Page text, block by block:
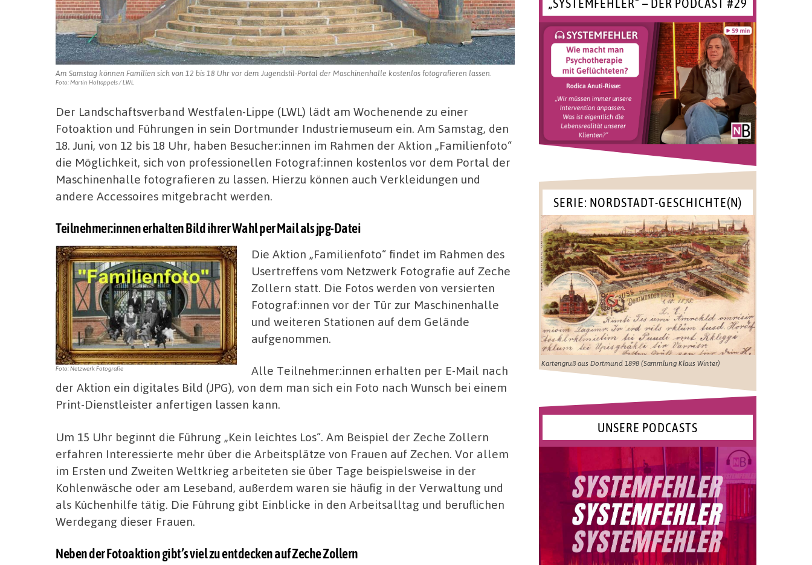
Am Samstag können Familien sich von 12 bis 18 Uhr vor dem Jugendstil-Portal der Maschinenhalle kostenlos fotografieren lassen.
Foto: Martin Holtappels / LWL
Der Landschaftsverband Westfalen-Lippe (LWL) lädt am Wochenende zu einer
Fotoaktion und Führungen in sein Dortmunder Industriemuseum ein. Am Samstag, den
18. Juni, von 12 bis 18 Uhr, haben Besucher:innen im Rahmen der Aktion „Familienfoto“
die Möglichkeit, sich von professionellen Fotograf:innen kostenlos vor dem Portal der
Maschinenhalle fotografieren zu lassen. Hierzu können auch Verkleidungen und
andere Accessoires mitgebracht werden.
Teilnehmer:innen erhalten Bild ihrer Wahl per Mail als jpg-Datei
Foto: Netzwerk Fotografie
Die Aktion „Familienfoto“ findet im Rahmen des
Usertreffens vom Netzwerk Fotografie auf Zeche
Zollern statt. Die Fotos werden von versierten
Fotograf:innen vor der Tür zur Maschinenhalle
und weiteren Stationen auf dem Gelände
aufgenommen.
Alle Teilnehmer:innen erhalten per E-Mail nach
der Aktion ein digitales Bild (JPG), von dem man sich ein Foto nach Wunsch bei einem
Print-Dienstleister anfertigen lassen kann.
Um 15 Uhr beginnt die Führung „Kein leichtes Los“. Am Beispiel der Zeche Zollern
erfahren Interessierte mehr über die Arbeitsplätze von Frauen auf Zechen. Vor allem
im Ersten und Zweiten Weltkrieg arbeiteten sie über Tage beispielsweise in der
Kohlenwäsche oder am Leseband, außerdem waren sie häufig in der Verwaltung und
als Küchenhilfe tätig. Die Führung gibt Einblicke in den Arbeitsalltag und beruflichen
Werdegang dieser Frauen.
Neben der Fotoaktion gibt’s viel zu entdecken auf Zeche Zollern
„SYSTEMFEHLER“ – DER PODCAST #29
SERIE: NORDSTADT-GESCHICHTE(N)
Kartengruß aus Dortmund 1898 (Sammlung Klaus Winter)
UNSERE PODCASTS